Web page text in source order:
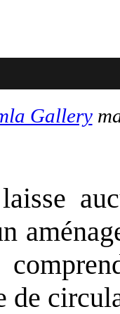
Gallery
de